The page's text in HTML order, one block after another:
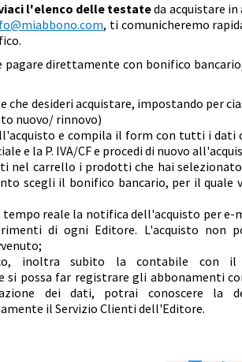
l'elenco delle testateda acquistare
, ti comunicheremo
direttamente con bonifico
desideri acquistare, impostando per
nuovo/ rinnovo)
e compila il form con tutti i
e la P. IVA/CF e procedi di nuovo
nel carrello i prodotti che hai
scegli il bonifico bancario, per il quale
reale la notifica dell'acquisto per e-
di ogni Editore. L'acquisto non
inoltra subito la contabile con
si possa far registrare gli abbonamenti
dei dati, potrai conoscere la
il Servizio Clienti dell'Editore.